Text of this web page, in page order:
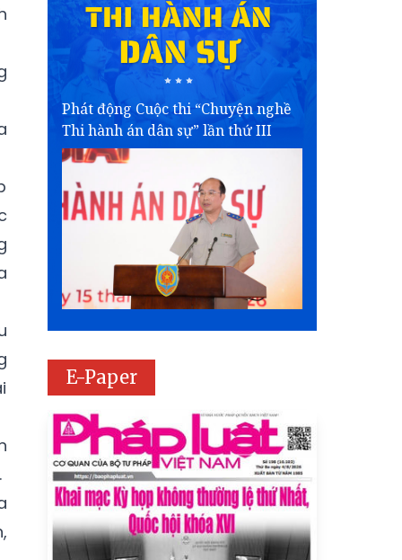
Phát động Cuộc thi “Chuyện nghề
Thi hành án dân sự” lần thứ III
E-Paper